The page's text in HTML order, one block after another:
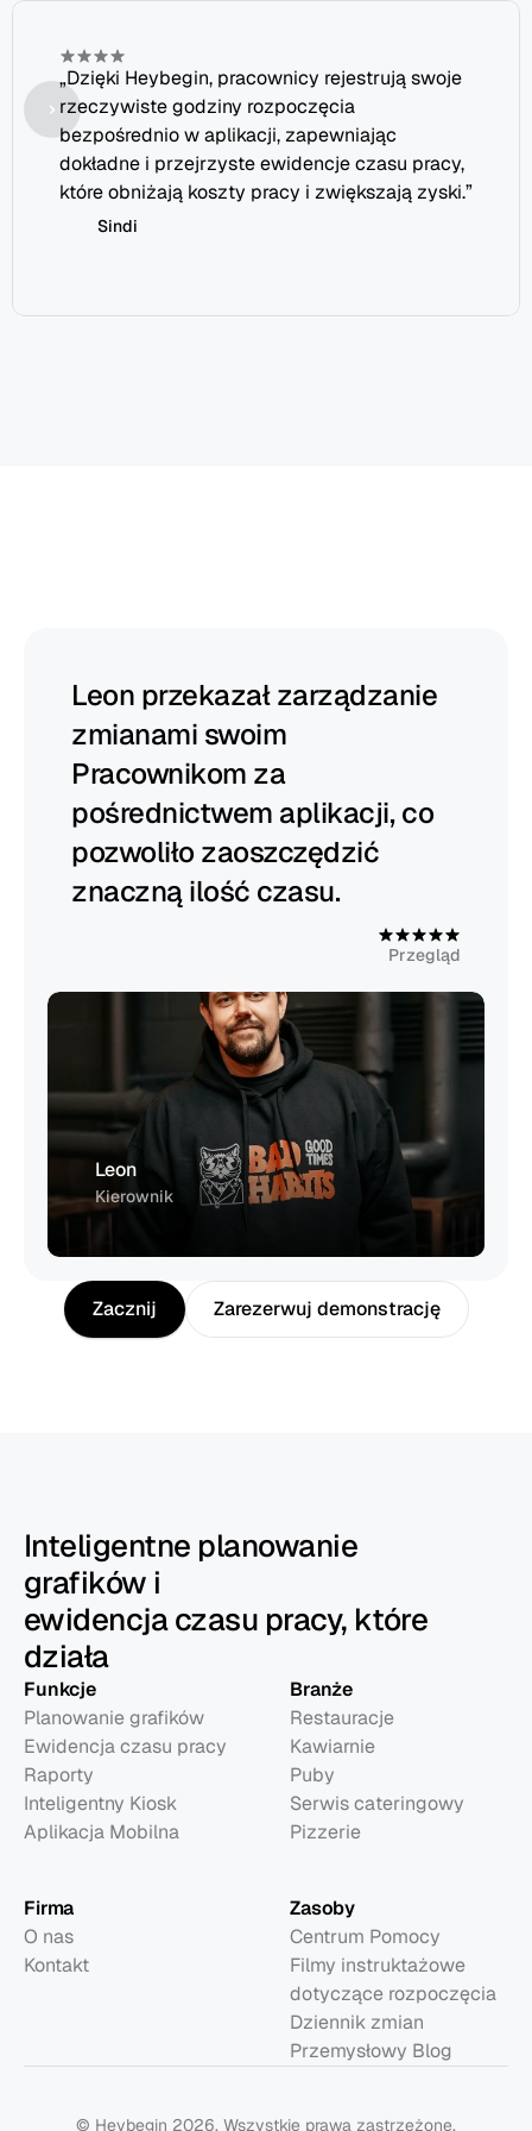
„Dzięki Heybegin, pracownicy rejestrują swoje
rzeczywiste godziny rozpoczęcia
bezpośrednio w aplikacji, zapewniając
dokładne i przejrzyste ewidencje czasu pracy,
które obniżają koszty pracy i zwiększają zyski.”
Sindi
Leon przekazał zarządzanie
zmianami swoim
Pracownikom za
pośrednictwem aplikacji, co
pozwoliło zaoszczędzić
znaczną ilość czasu.
Przegląd
Leon
Kierownik
Zacznij Zarezerwuj demonstrację
Inteligentne planowanie
grafików i
ewidencja czasu pracy, które
działa
Funkcje
Planowanie grafików
Ewidencja czasu pracy
Raporty
Inteligentny Kiosk
Aplikacja Mobilna
Branże
Restauracje
Kawiarnie
Puby
Serwis cateringowy
Pizzerie
Firma
O nas
Kontakt
Zasoby
Centrum Pomocy
Filmy instruktażowe
dotyczące rozpoczęcia
Dziennik zmian
Przemysłowy Blog
© Heybegin 2026. Wszystkie prawa zastrzeżone.